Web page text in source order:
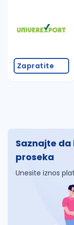
Zapratite
Saznajte
proseka
Unesite iznos